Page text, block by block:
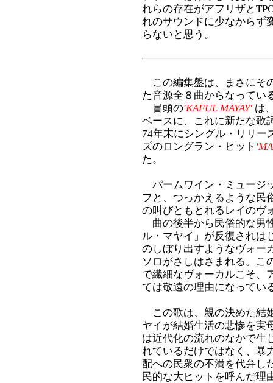
れらの存在がアフリザと
れのサウンドに少なからず
らないと思う。
この編集盤は、まさにそ
た音源全８曲からなってい
冒頭の'KAFUL MAYAY' は
ベースに、これに新たな歌
74年末にシングル・リリー
ズのロングラン・ヒット
た。
パームワイン・ミュージ
フと、つっかえるような民
の叫びともとれるレイのヴ
曲の後半から民俗的な男
ル・マヤイ」が反復されは
のしぼり出すようなヴォー
ソロがさしはさまれる。こ
で繊細なヴォーカルこそ、
ては敬遠の理由になってい
この歌は、親の決めた結
ヤイが結婚生活の悲惨を実
は近代化の流れのなかで生
れているだけではなく、暴
配への民衆の不満を代弁し
民的な大ヒットを呼んだ理